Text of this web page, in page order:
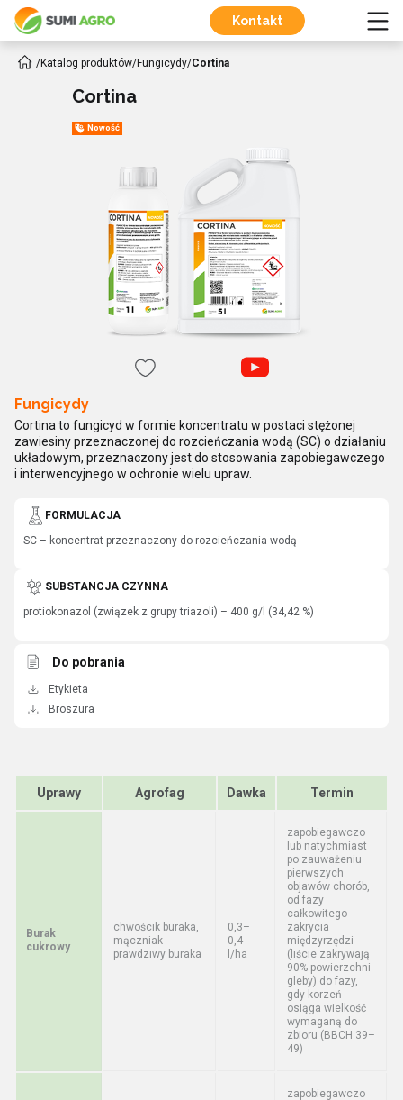
Kontakt
/Katalog produktów/Fungicydy/Cortina
Cortina
Nowość
Fungicydy
Cortina to fungicyd w formie koncentratu w postaci stężonej
zawiesiny przeznaczonej do rozcieńczania wodą (SC) o działaniu
układowym, przeznaczony jest do stosowania zapobiegawczego
i interwencyjnego w ochronie wielu upraw.
FORMULACJA
SC – koncentrat przeznaczony do rozcieńczania wodą
SUBSTANCJA CZYNNA
protiokonazol (związek z grupy triazoli) – 400 g/l (34,42 %)
Do pobrania
Etykieta
Broszura
Uprawy Agrofag Dawka Termin
Burak
cukrowy
chwościk buraka,
mączniak
prawdziwy buraka
0,3–
0,4
l/ha
zapobiegawczo
lub natychmiast
po zauważeniu
pierwszych
objawów chorób,
od fazy
całkowitego
zakrycia
międzyrzędzi
(liście zakrywają
90% powierzchni
gleby) do fazy,
gdy korzeń
osiąga wielkość
wymaganą do
zbioru (BBCH 39–
49)
zapobiegawczo